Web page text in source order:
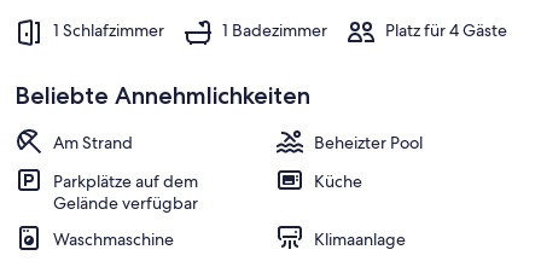
1 Schlafzimmer 1 Badezimmer Platz für 4 Gäste
Beliebte Annehmlichkeiten
Am Strand
Beheizter Pool
Parkplätze auf dem
Gelände verfügbar
Küche
Waschmaschine
Klimaanlage